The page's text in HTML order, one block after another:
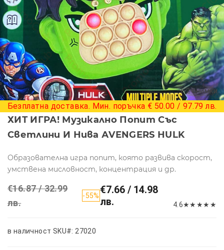
+ 2 снимки
Безплатна доставка. Мин. поръчка € 50.00 / 97.79 лв.
ХИТ ИГРА! Музикално Попит Със
Светлини И Нива АVЕNGЕRS НULK
Образователна игра попит, която развива скорост,
умствена мисловност, концентрация и др.
€16.87 / 32.99
лв.
-55%€7.66 / 14.98
лв.
4.6★★ ★★ ★
в наличност SKU#: 27020